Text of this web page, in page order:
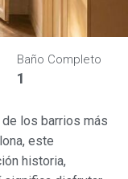
Baño Completo
1
de los barrios más
este
historia,